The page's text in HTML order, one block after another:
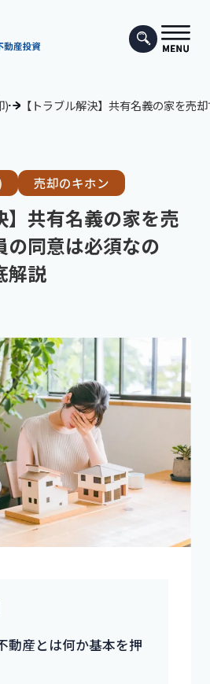
) 【トラブル解決】共有名義の家を売
売却のキホン
】共有名義の家を売
の同意は必須なの
解説
動産とは何か基本を押